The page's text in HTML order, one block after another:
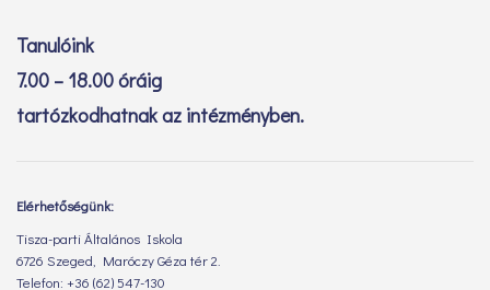
Tanulóink
7.00 – 18.00 óráig
tartózkodhatnak az intézményben.
Elérhetőségünk:
Tisza-parti Általános Iskola
6726 Szeged, Maróczy Géza tér 2.
Telefon: +36 (62) 547-130